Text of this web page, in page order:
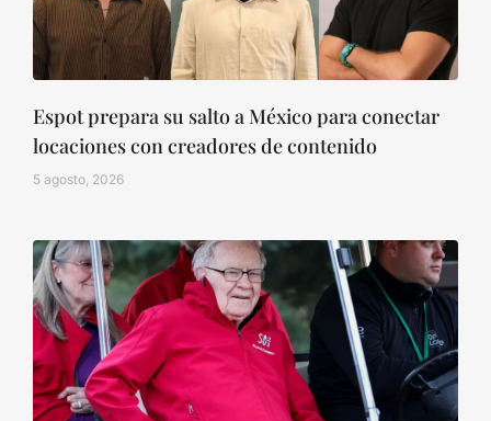
Espot prepara su salto a México para conectar
locaciones con creadores de contenido
5 agosto, 2026